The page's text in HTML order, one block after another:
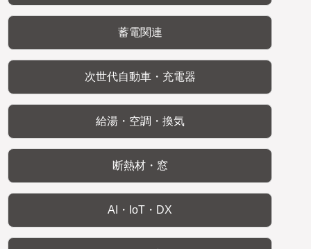
蓄電関連
次世代自動車・充電器
給湯・空調・換気
断熱材・窓
AI・IoT・DX